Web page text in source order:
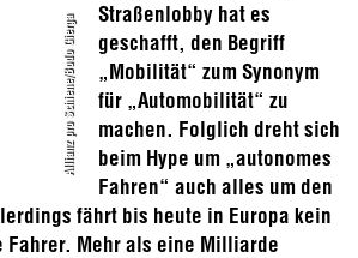
Allianz pro Schiene/Bodo Gierga
Straßenlobby hat es
geschafft, den Begriff
„Mobilität“ zum Synonym
für „Automobilität“ zu
machen. Folglich dreht sich
beim Hype um „autonomes
Fahren“ auch alles um den
fährt bis heute in Europa kein
Fahrer. Mehr als eine Milliarde